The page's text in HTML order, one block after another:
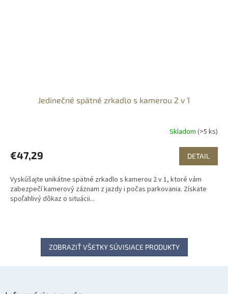
Jedinečné spätné zrkadlo s kamerou 2 v 1
Skladom (>5 ks)
€47,29 DETAIL
Vyskúšajte unikátne spätné zrkadlo s kamerou 2 v 1, ktoré vám
zabezpečí kamerový záznam z jazdy i počas parkovania. Získate
spoľahlivý dôkaz o situácii...
ZOBRAZIŤ VŠETKY SÚVISIACE PRODUKTY